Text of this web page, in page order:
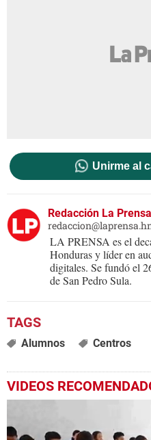
Unirme al
Redacción La Prensa
LA PRENSA es el
Honduras y líder en
digitales. Se fundó el
de San Pedro Sula.
Alumnos Centros
VIDEOS